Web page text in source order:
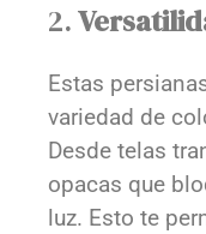
2.
Estas
variedad de
Desde telas
opacas que
luz. Esto te